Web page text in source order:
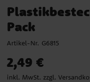
Pack
Artikel-Nr. G6815
Preis:2,49 €
2,49 €
inkl. MwSt. zzgl.